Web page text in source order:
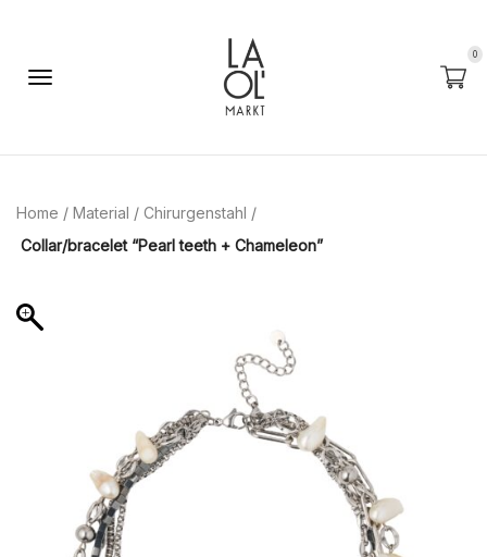
0
Home / Material / Chirurgenstahl /
Сollar/bracelet “Pearl teeth + Chameleon”